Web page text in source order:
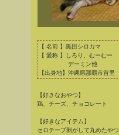
【 名前 】黒田シロカマ
【 愛称 】しろり、むーむー
デーミン他
【出身地】沖縄県那覇市首里
【好きなおやつ】
鶏、チーズ、チョコレート
【好きなアイテム】
セロテープ剥がして丸めたやつ